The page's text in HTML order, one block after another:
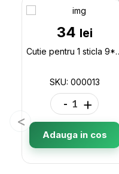
34 lei
Cutie pentru
SKU: 000013
- +
Adauga in cos